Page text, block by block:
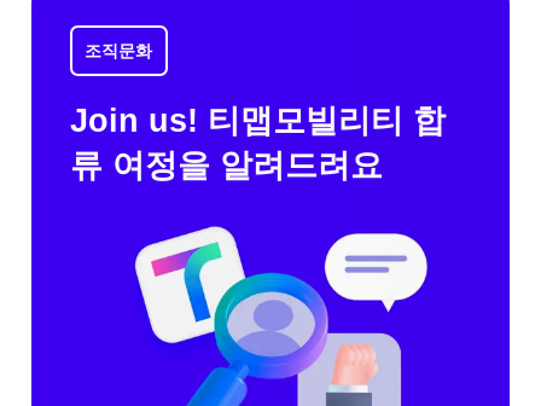
조직문화
Join us! 티맵모빌리티 합
류 여정을 알려드려요